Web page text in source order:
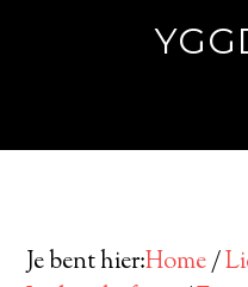
Je bent hier:Home/